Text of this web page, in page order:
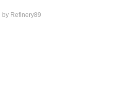
by Refinery89